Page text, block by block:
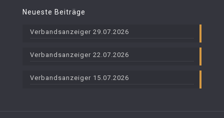
Neueste Beiträge
Verbandsanzeiger 29.07.2026
Verbandsanzeiger 22.07.2026
Verbandsanzeiger 15.07.2026